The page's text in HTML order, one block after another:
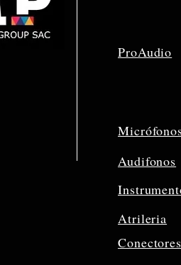
ProAudio
Audifonos
Atrileria
Conectores